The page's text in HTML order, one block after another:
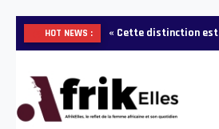
HOT NEWS : « Cette distinction est